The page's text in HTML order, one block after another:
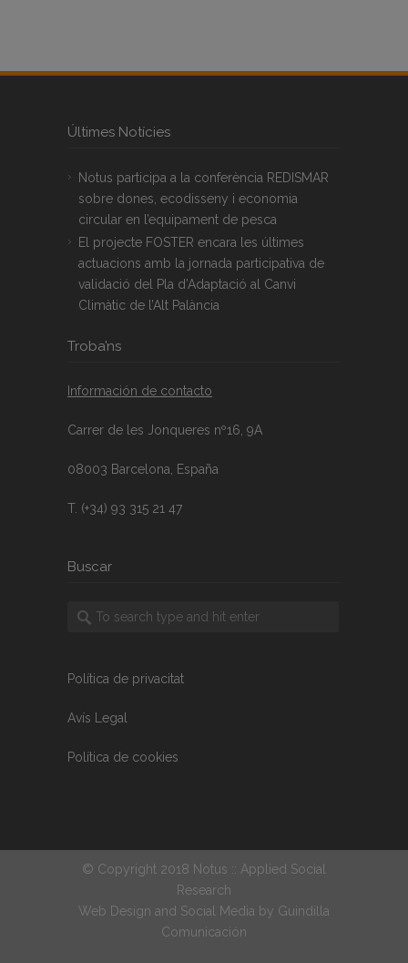
Últimes Notícies
Notus participa a la conferència REDISMAR
sobre dones, ecodisseny i economia
circular en l’equipament de pesca
El projecte FOSTER encara les últimes
actuacions amb la jornada participativa de
validació del Pla d’Adaptació al Canvi
Climàtic de l’Alt Palància
Troba’ns
Información de contacto
Carrer de les Jonqueres nº16, 9A
08003 Barcelona, España
T. (+34) 93 315 21 47
Buscar
Política de privacitat
Avís Legal
Política de cookies
© Copyright 2018 Notus :: Applied Social
Research
Web Design and Social Media by Guindilla
Comunicación